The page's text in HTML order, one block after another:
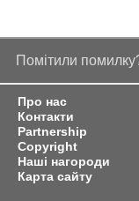
Помітили
Про нас
Контакти
Partnership
Copyright
Наші нагороди
Карта сайту